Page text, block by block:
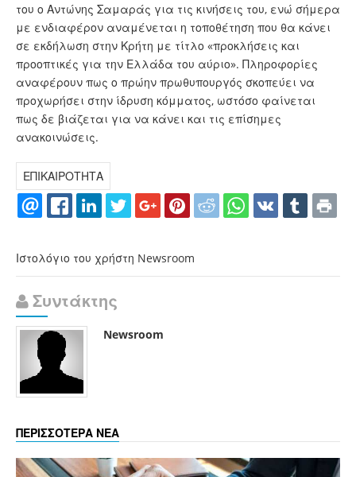
του ο Αντώνης Σαμαράς για τις κινήσεις του, ενώ σήμερα
με ενδιαφέρον αναμένεται η τοποθέτηση που θα κάνει
σε εκδήλωση στην Κρήτη με τίτλο «προκλήσεις και
προοπτικές για την Ελλάδα του αύριο». Πληροφορίες
αναφέρουν πως ο πρώην πρωθυπουργός σκοπεύει να
προχωρήσει στην ίδρυση κόμματος, ωστόσο φαίνεται
πως δε βιάζεται για να κάνει και τις επίσημες
ανακοινώσεις.
ΕΠΙΚΑΙΡΟΤΗΤΑ
Ιστολόγιο του χρήστη Newsroom
Συντάκτης
Newsroom
ΠΕΡΙΣΣΟΤΕΡΑ ΝΕΑ